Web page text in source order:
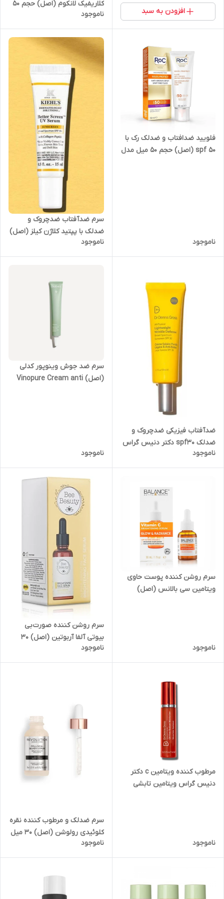
افزودن به سبد
کلاریفیک لانکوم (اصل) حجم ۵۰
میل
ناموجود
فلویید ضدافتاب و ضدلک رک با
spf 50 (اصل) حجم ۵۰ میل مدل
ناموجود
سرم ضدآفتاب ضدچروک و
ضدلک با پپتید کلاژن کیلز (اصل)
Screen™ UV Serum SPF 50+
Collagen Peptide
ناموجود
ضدآفتاب فیزیکی ضدچروک و
ضدلک spf30 دکتر دنیس گراس
Gross All-Physical
Broad Spectrum Sunscreen
ناموجود
سرم ضد جوش وینوپور کدلی
(اصل) Vinopure Cream anti
ناموجود
سرم روشن کننده پوست حاوی
ویتامین سی بالانس (اصل)
ناموجود
سرم روشن کننده صورت بی
بیوتی آلفا آربوتین (اصل) 30
میلB Beauty Alpha Arbutin
brightening face serum 30ml
ناموجود
مرطوب کننده ویتامین c دکتر
دنیس گراس ویتامین تابشی
ناموجود
سرم ضدلک و مرطوب کننده نقره
کلوئیدی رولوشن (اصل) 30 میل
Skincare Colloidal Silver
Serum 30ml REVOLUTION
ناموجود